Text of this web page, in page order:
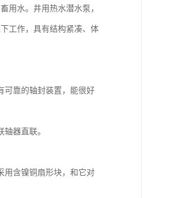
用水。井用热水潜水泵，
工作，具有结构紧凑、体
可靠的轴封装置，能很好
器直联。
用含镍铜扇形块，和它对